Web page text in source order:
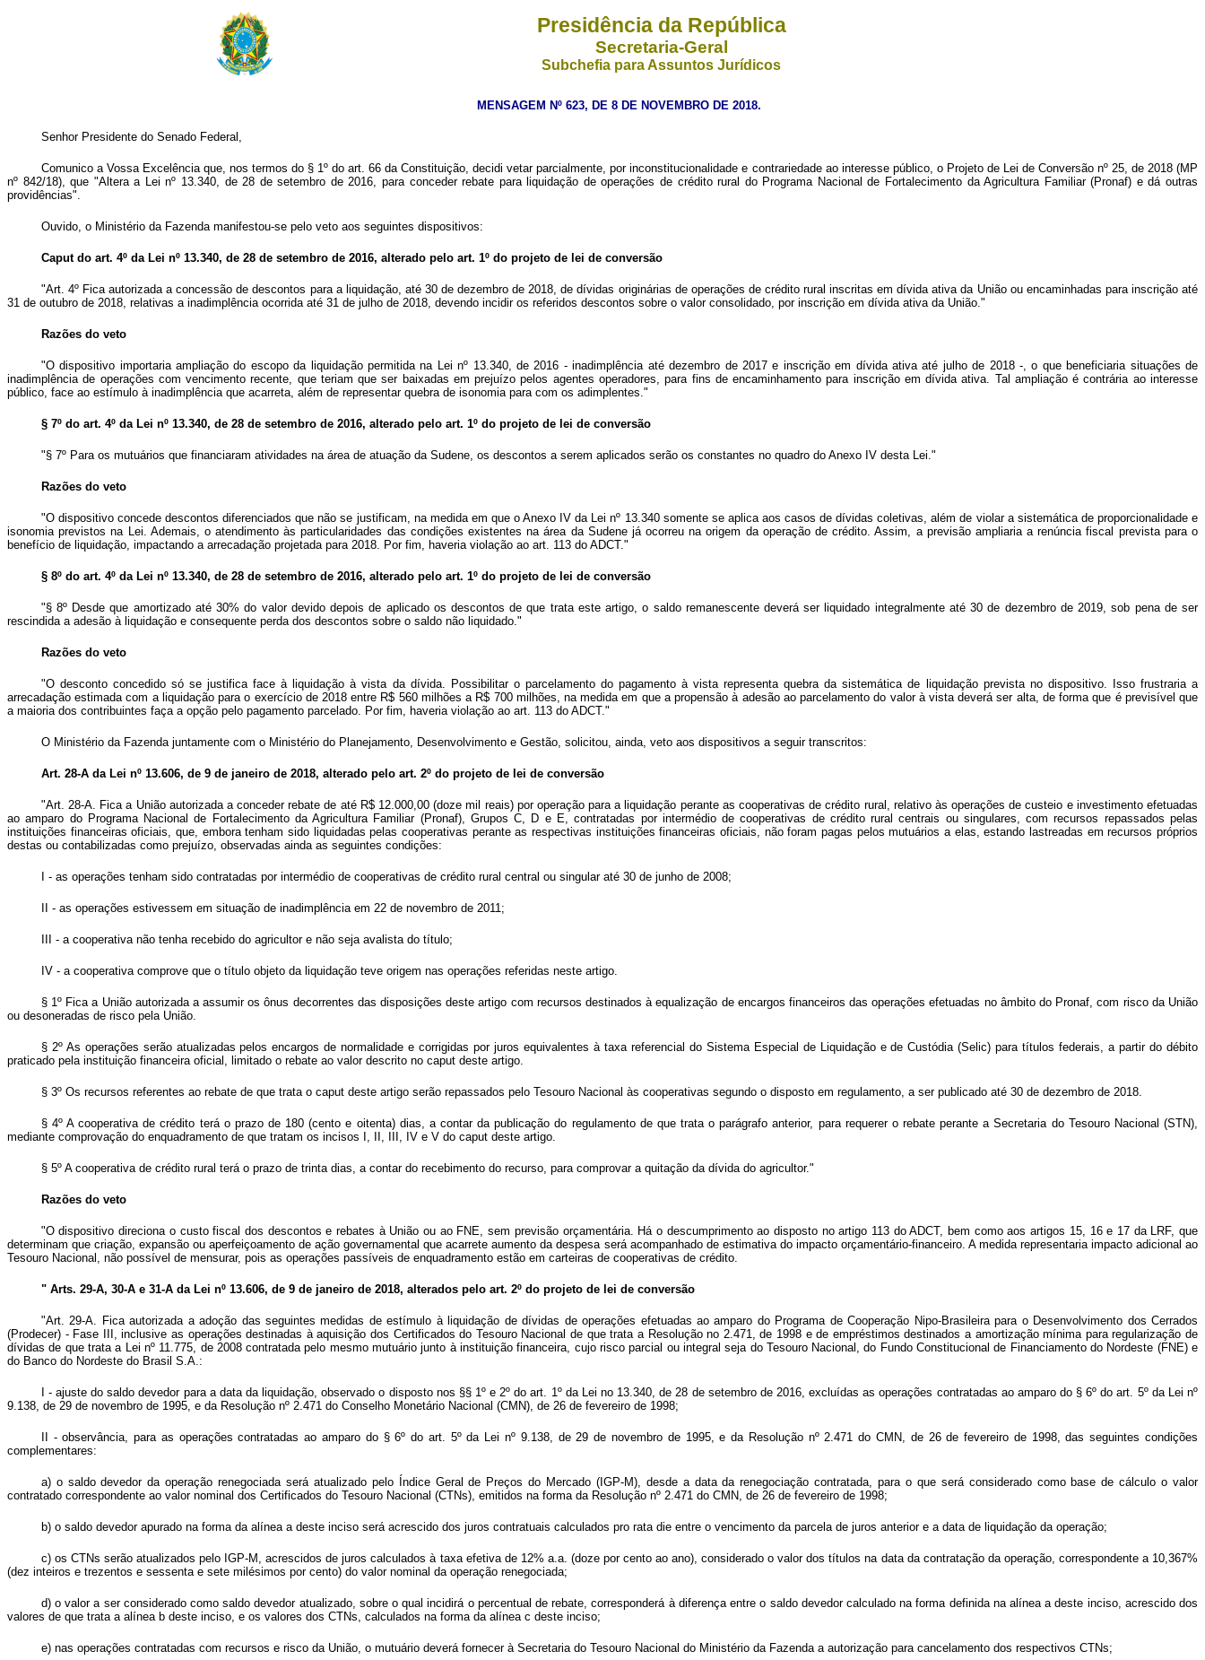
Presidência da República
Secretaria-Geral
Subchefia para Assuntos Jurídicos
MENSAGEM Nº 623, DE 8 DE NOVEMBRO DE 2018.
Senhor Presidente do Senado Federal,
Comunico a Vossa Excelência que, nos termos do § 1º do art. 66 da Constituição, decidi vetar parcialmente, por inconstitucionalidade e contrariedade ao interesse público, o Projeto de Lei de Conversão nº 25, de 2018 (MP
nº 842/18), que "Altera a Lei nº 13.340, de 28 de setembro de 2016, para conceder rebate para liquidação de operações de crédito rural do Programa Nacional de Fortalecimento da Agricultura Familiar (Pronaf) e dá outras
providências".
Ouvido, o Ministério da Fazenda manifestou-se pelo veto aos seguintes dispositivos:
Caput do art. 4º da Lei nº 13.340, de 28 de setembro de 2016, alterado pelo art. 1º do projeto de lei de conversão
"Art. 4º Fica autorizada a concessão de descontos para a liquidação, até 30 de dezembro de 2018, de dívidas originárias de operações de crédito rural inscritas em dívida ativa da União ou encaminhadas para inscrição até
31 de outubro de 2018, relativas a inadimplência ocorrida até 31 de julho de 2018, devendo incidir os referidos descontos sobre o valor consolidado, por inscrição em dívida ativa da União."
Razões do veto
"O dispositivo importaria ampliação do escopo da liquidação permitida na Lei nº 13.340, de 2016 - inadimplência até dezembro de 2017 e inscrição em dívida ativa até julho de 2018 -, o que beneficiaria situações de
inadimplência de operações com vencimento recente, que teriam que ser baixadas em prejuízo pelos agentes operadores, para fins de encaminhamento para inscrição em dívida ativa. Tal ampliação é contrária ao interesse
público, face ao estímulo à inadimplência que acarreta, além de representar quebra de isonomia para com os adimplentes."
§ 7º do art. 4º da Lei nº 13.340, de 28 de setembro de 2016, alterado pelo art. 1º do projeto de lei de conversão
"§ 7º Para os mutuários que financiaram atividades na área de atuação da Sudene, os descontos a serem aplicados serão os constantes no quadro do Anexo IV desta Lei."
Razões do veto
"O dispositivo concede descontos diferenciados que não se justificam, na medida em que o Anexo IV da Lei nº 13.340 somente se aplica aos casos de dívidas coletivas, além de violar a sistemática de proporcionalidade e
isonomia previstos na Lei. Ademais, o atendimento às particularidades das condições existentes na área da Sudene já ocorreu na origem da operação de crédito. Assim, a previsão ampliaria a renúncia fiscal prevista para o
benefício de liquidação, impactando a arrecadação projetada para 2018. Por fim, haveria violação ao art. 113 do ADCT."
§ 8º do art. 4º da Lei nº 13.340, de 28 de setembro de 2016, alterado pelo art. 1º do projeto de lei de conversão
"§ 8º Desde que amortizado até 30% do valor devido depois de aplicado os descontos de que trata este artigo, o saldo remanescente deverá ser liquidado integralmente até 30 de dezembro de 2019, sob pena de ser
rescindida a adesão à liquidação e consequente perda dos descontos sobre o saldo não liquidado."
Razões do veto
"O desconto concedido só se justifica face à liquidação à vista da dívida. Possibilitar o parcelamento do pagamento à vista representa quebra da sistemática de liquidação prevista no dispositivo. Isso frustraria a
arrecadação estimada com a liquidação para o exercício de 2018 entre R$ 560 milhões a R$ 700 milhões, na medida em que a propensão à adesão ao parcelamento do valor à vista deverá ser alta, de forma que é previsível que
a maioria dos contribuintes faça a opção pelo pagamento parcelado. Por fim, haveria violação ao art. 113 do ADCT."
O Ministério da Fazenda juntamente com o Ministério do Planejamento, Desenvolvimento e Gestão, solicitou, ainda, veto aos dispositivos a seguir transcritos:
Art. 28-A da Lei nº 13.606, de 9 de janeiro de 2018, alterado pelo art. 2º do projeto de lei de conversão
"Art. 28-A. Fica a União autorizada a conceder rebate de até R$ 12.000,00 (doze mil reais) por operação para a liquidação perante as cooperativas de crédito rural, relativo às operações de custeio e investimento efetuadas
ao amparo do Programa Nacional de Fortalecimento da Agricultura Familiar (Pronaf), Grupos C, D e E, contratadas por intermédio de cooperativas de crédito rural centrais ou singulares, com recursos repassados pelas
instituições financeiras oficiais, que, embora tenham sido liquidadas pelas cooperativas perante as respectivas instituições financeiras oficiais, não foram pagas pelos mutuários a elas, estando lastreadas em recursos próprios
destas ou contabilizadas como prejuízo, observadas ainda as seguintes condições:
I - as operações tenham sido contratadas por intermédio de cooperativas de crédito rural central ou singular até 30 de junho de 2008;
II - as operações estivessem em situação de inadimplência em 22 de novembro de 2011;
III - a cooperativa não tenha recebido do agricultor e não seja avalista do título;
IV - a cooperativa comprove que o título objeto da liquidação teve origem nas operações referidas neste artigo.
§ 1º Fica a União autorizada a assumir os ônus decorrentes das disposições deste artigo com recursos destinados à equalização de encargos financeiros das operações efetuadas no âmbito do Pronaf, com risco da União
ou desoneradas de risco pela União.
§ 2º As operações serão atualizadas pelos encargos de normalidade e corrigidas por juros equivalentes à taxa referencial do Sistema Especial de Liquidação e de Custódia (Selic) para títulos federais, a partir do débito
praticado pela instituição financeira oficial, limitado o rebate ao valor descrito no caput deste artigo.
§ 3º Os recursos referentes ao rebate de que trata o caput deste artigo serão repassados pelo Tesouro Nacional às cooperativas segundo o disposto em regulamento, a ser publicado até 30 de dezembro de 2018.
§ 4º A cooperativa de crédito terá o prazo de 180 (cento e oitenta) dias, a contar da publicação do regulamento de que trata o parágrafo anterior, para requerer o rebate perante a Secretaria do Tesouro Nacional (STN),
mediante comprovação do enquadramento de que tratam os incisos I, II, III, IV e V do caput deste artigo.
§ 5º A cooperativa de crédito rural terá o prazo de trinta dias, a contar do recebimento do recurso, para comprovar a quitação da dívida do agricultor."
Razões do veto
"O dispositivo direciona o custo fiscal dos descontos e rebates à União ou ao FNE, sem previsão orçamentária. Há o descumprimento ao disposto no artigo 113 do ADCT, bem como aos artigos 15, 16 e 17 da LRF, que
determinam que criação, expansão ou aperfeiçoamento de ação governamental que acarrete aumento da despesa será acompanhado de estimativa do impacto orçamentário-financeiro. A medida representaria impacto adicional ao
Tesouro Nacional, não possível de mensurar, pois as operações passíveis de enquadramento estão em carteiras de cooperativas de crédito.
" Arts. 29-A, 30-A e 31-A da Lei nº 13.606, de 9 de janeiro de 2018, alterados pelo art. 2º do projeto de lei de conversão
"Art. 29-A. Fica autorizada a adoção das seguintes medidas de estímulo à liquidação de dívidas de operações efetuadas ao amparo do Programa de Cooperação Nipo-Brasileira para o Desenvolvimento dos Cerrados
(Prodecer) - Fase III, inclusive as operações destinadas à aquisição dos Certificados do Tesouro Nacional de que trata a Resolução no 2.471, de 1998 e de empréstimos destinados a amortização mínima para regularização de
dívidas de que trata a Lei nº 11.775, de 2008 contratada pelo mesmo mutuário junto à instituição financeira, cujo risco parcial ou integral seja do Tesouro Nacional, do Fundo Constitucional de Financiamento do Nordeste (FNE) e
do Banco do Nordeste do Brasil S.A.:
I - ajuste do saldo devedor para a data da liquidação, observado o disposto nos §§ 1º e 2º do art. 1º da Lei no 13.340, de 28 de setembro de 2016, excluídas as operações contratadas ao amparo do § 6º do art. 5º da Lei nº
9.138, de 29 de novembro de 1995, e da Resolução nº 2.471 do Conselho Monetário Nacional (CMN), de 26 de fevereiro de 1998;
II - observância, para as operações contratadas ao amparo do § 6º do art. 5º da Lei nº 9.138, de 29 de novembro de 1995, e da Resolução nº 2.471 do CMN, de 26 de fevereiro de 1998, das seguintes condições
complementares:
a) o saldo devedor da operação renegociada será atualizado pelo Índice Geral de Preços do Mercado (IGP-M), desde a data da renegociação contratada, para o que será considerado como base de cálculo o valor
contratado correspondente ao valor nominal dos Certificados do Tesouro Nacional (CTNs), emitidos na forma da Resolução nº 2.471 do CMN, de 26 de fevereiro de 1998;
b) o saldo devedor apurado na forma da alínea a deste inciso será acrescido dos juros contratuais calculados pro rata die entre o vencimento da parcela de juros anterior e a data de liquidação da operação;
c) os CTNs serão atualizados pelo IGP-M, acrescidos de juros calculados à taxa efetiva de 12% a.a. (doze por cento ao ano), considerado o valor dos títulos na data da contratação da operação, correspondente a 10,367%
(dez inteiros e trezentos e sessenta e sete milésimos por cento) do valor nominal da operação renegociada;
d) o valor a ser considerado como saldo devedor atualizado, sobre o qual incidirá o percentual de rebate, corresponderá à diferença entre o saldo devedor calculado na forma definida na alínea a deste inciso, acrescido dos
valores de que trata a alínea b deste inciso, e os valores dos CTNs, calculados na forma da alínea c deste inciso;
e) nas operações contratadas com recursos e risco da União, o mutuário deverá fornecer à Secretaria do Tesouro Nacional do Ministério da Fazenda a autorização para cancelamento dos respectivos CTNs;